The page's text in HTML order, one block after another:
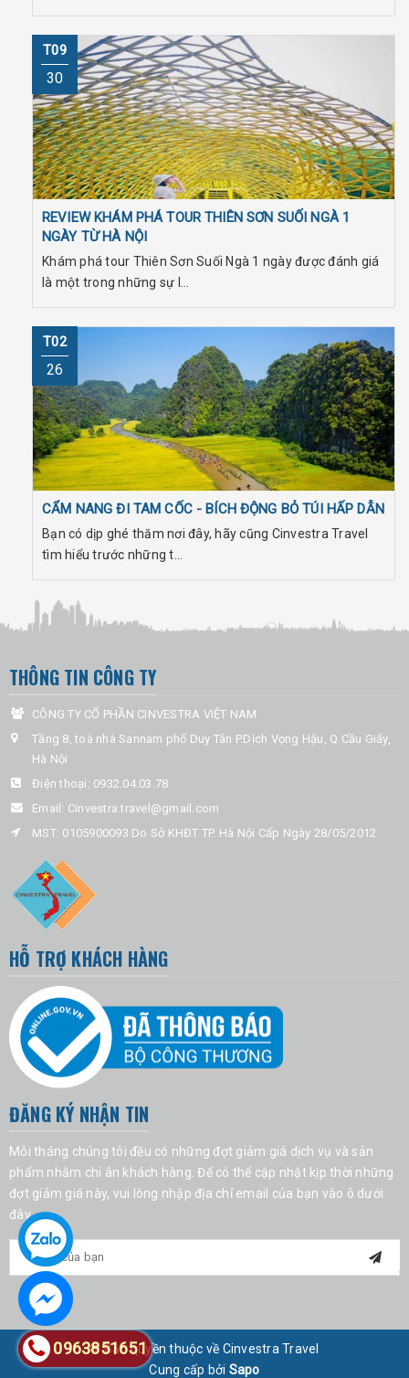
T09
30
REVIEW KHÁM PHÁ TOUR THIÊN SƠN SUỐI NGÀ 1
NGÀY TỪ HÀ NỘI
Khám phá tour Thiên Sơn Suối Ngà 1 ngày được đánh giá
là một trong những sự l...
T02
26
CẨM NANG ĐI TAM CỐC - BÍCH ĐỘNG BỎ TÚI HẤP DẪN
Bạn có dịp ghé thăm nơi đây, hãy cũng Cinvestra Travel
tìm hiểu trước những t...
THÔNG TIN CÔNG TY
CÔNG TY CỔ PHẦN CINVESTRA VIỆT NAM
Tầng 8, toà nhà Sannam phố Duy Tân P.Dịch Vọng Hậu, Q.Cầu Giấy,
Hà Nội
Điện thoại: 0932.04.03.78
Email: Cinvestra.travel@gmail.com
MST: 0105900093 Do Sở KHĐT TP. Hà Nội Cấp Ngày 28/05/2012
HỖ TRỢ KHÁCH HÀNG
ĐĂNG KÝ NHẬN TIN
Mỗi tháng chúng tôi đều có những đợt giảm giá dịch vụ và sản
phẩm nhằm chi ân khách hàng. Để có thể cập nhật kịp thời những
đợt giảm giá này, vui lòng nhập địa chỉ email của bạn vào ô dưới
đây.
© Bản quyền thuộc về Cinvestra Travel
Cung cấp bởi Sapo
0963851651